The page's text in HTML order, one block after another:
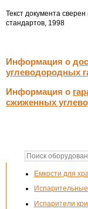
Емкости для
Испарительные
Испарители
Текст документа
стандартов, 1998
Информация о
углеводородных
Информация о
сжиженных